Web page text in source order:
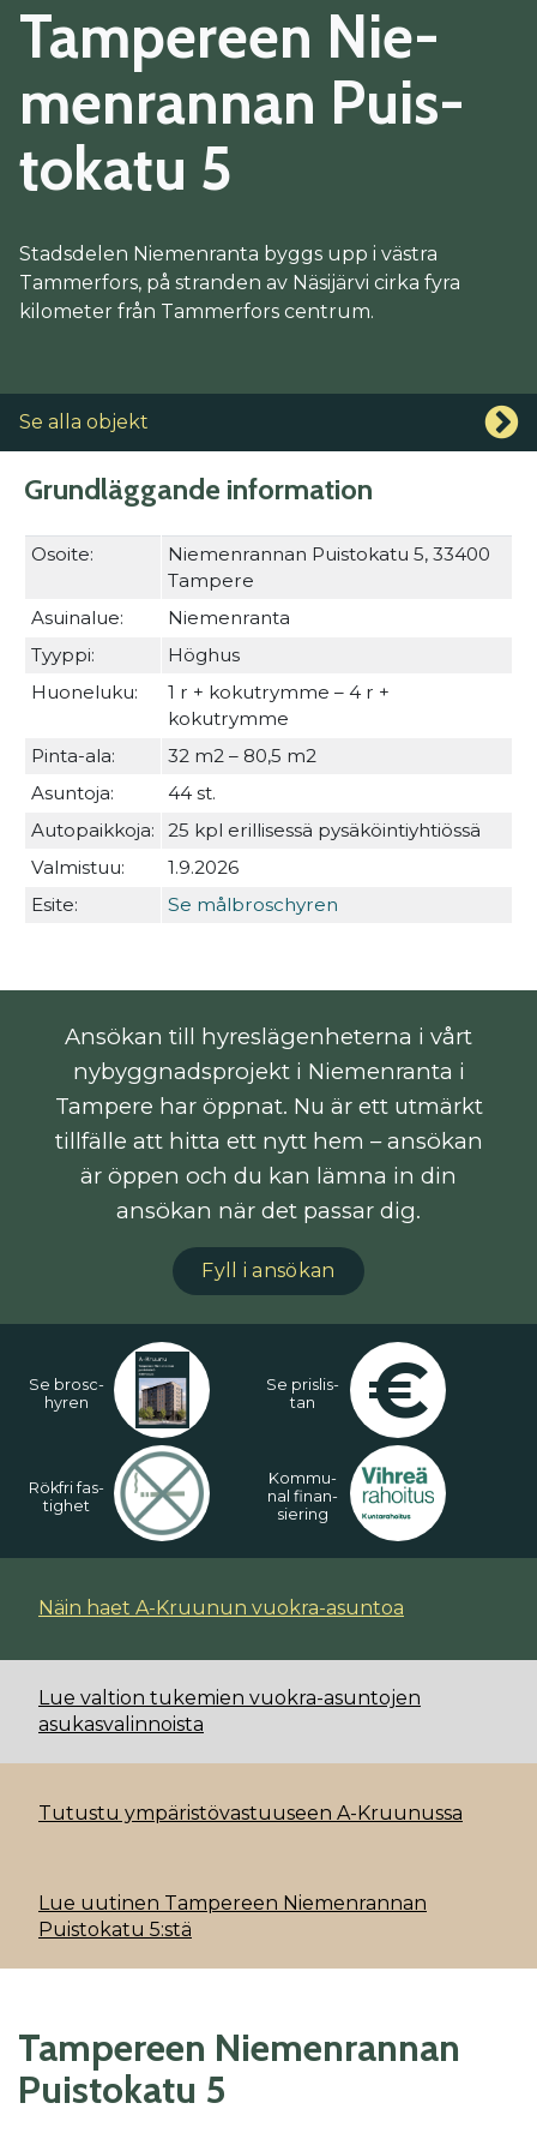
Tam­pe­reen Nie­
men­ran­nan Puis­
to­ka­tu 5
Stadsdelen Niemenranta byggs upp i västra
Tammerfors, på stranden av Näsijärvi cirka fyra
kilometer från Tammerfors centrum.
Se alla objekt
Grundläggande information
Osoite:
Niemenrannan Puistokatu 5, 33400
Tampere
Asuinalue:
Niemenranta
Tyyppi:
Höghus
Huoneluku:
1 r + kokutrymme – 4 r +
kokutrymme
Pinta-ala:
32 m2 – 80,5 m2
Asuntoja:
44 st.
Autopaikkoja:
25 kpl erillisessä pysäköintiyhtiössä
Valmistuu:
1.9.2026
Esite:
Se målbroschyren
Ansökan till hyreslägenheterna i vårt
nybyggnadsprojekt i Niemenranta i
Tampere har öppnat. Nu är ett utmärkt
tillfälle att hitta ett nytt hem – ansökan
är öppen och du kan lämna in din
ansökan när det passar dig.
Fyll i ansökan
Se brosc­
hy­ren
Se pris­lis­
tan
€
Rökf­ri fas­
tig­het
Kom­mu­
nal fi­nan­
sie­ring
Näin haet A-Kruunun vuokra-asuntoa
Lue valtion tukemien vuokra-asuntojen
asukasvalinnoista
Tutustu ympäristövastuuseen A-Kruunussa
Lue uutinen Tampereen Niemenrannan
Puistokatu 5:stä
Tampereen Niemenrannan
Puistokatu 5